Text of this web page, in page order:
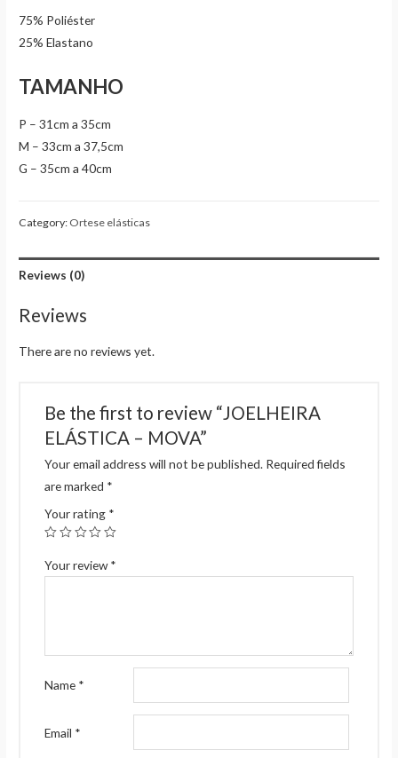
75% Poliéster
25% Elastano
TAMANHO
P – 31cm a 35cm
M – 33cm a 37,5cm
G – 35cm a 40cm
Category: Ortese elásticas
Reviews (0)
Reviews
There are no reviews yet.
Be the first to review “JOELHEIRA
ELÁSTICA – MOVA”
Your email address will not be published. Required fields
are marked *
Your rating *
Your review*
Name *
Email *